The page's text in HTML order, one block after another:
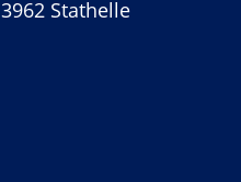
3962 Stathelle